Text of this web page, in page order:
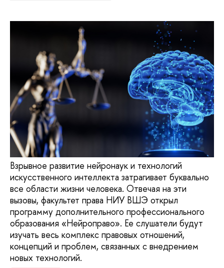
Взрывное развитие нейронаук и технологий
искусственного интеллекта затрагивает буквально
все области жизни человека. Отвечая на эти
вызовы, факультет права НИУ ВШЭ открыл
программу дополнительного профессионального
образования «Нейроправо». Ее слушатели будут
изучать весь комплекс правовых отношений,
концепций и проблем, связанных с внедрением
новых технологий.